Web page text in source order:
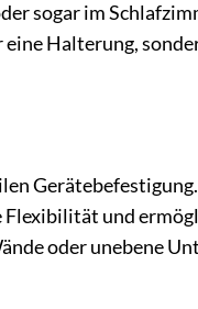
sogar im
Halterung,
und
oder unebene